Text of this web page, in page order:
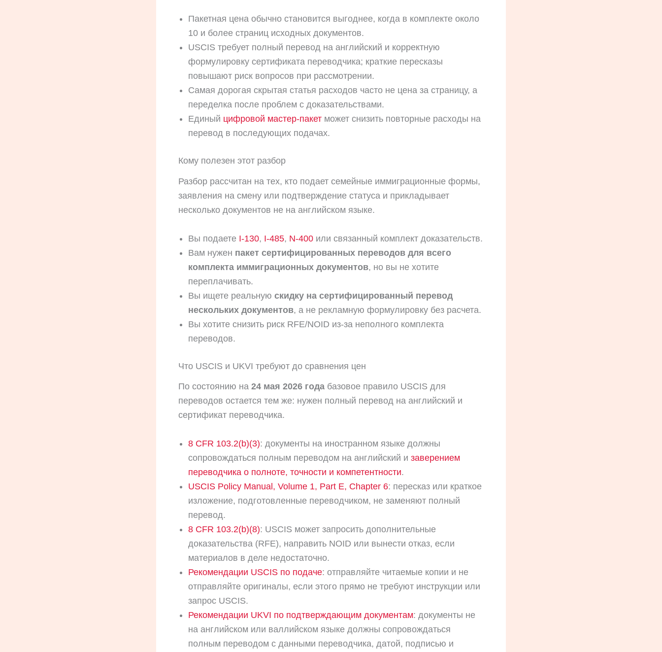
Пакетная цена обычно становится выгоднее, когда в комплекте около
10 и более страниц исходных документов.
USCIS требует полный перевод на английский и корректную
формулировку сертификата переводчика; краткие пересказы
повышают риск вопросов при рассмотрении.
Самая дорогая скрытая статья расходов часто не цена за страницу, а
переделка после проблем с доказательствами.
Единый цифровой мастер-пакет может снизить повторные расходы на
перевод в последующих подачах.
Кому полезен этот разбор
Разбор рассчитан на тех, кто подает семейные иммиграционные формы,
заявления на смену или подтверждение статуса и прикладывает
несколько документов не на английском языке.
Вы подаете I-130, I-485, N-400 или связанный комплект доказательств.
Вам нужен пакет сертифицированных переводов для всего
комплекта иммиграционных документов, но вы не хотите
переплачивать.
Вы ищете реальную скидку на сертифицированный перевод
нескольких документов, а не рекламную формулировку без расчета.
Вы хотите снизить риск RFE/NOID из-за неполного комплекта
переводов.
Что USCIS и UKVI требуют до сравнения цен
По состоянию на 24 мая 2026 года базовое правило USCIS для
переводов остается тем же: нужен полный перевод на английский и
сертификат переводчика.
8 CFR 103.2(b)(3): документы на иностранном языке должны
сопровождаться полным переводом на английский и заверением
переводчика о полноте, точности и компетентности.
USCIS Policy Manual, Volume 1, Part E, Chapter 6: пересказ или краткое
изложение, подготовленные переводчиком, не заменяют полный
перевод.
8 CFR 103.2(b)(8): USCIS может запросить дополнительные
доказательства (RFE), направить NOID или вынести отказ, если
материалов в деле недостаточно.
Рекомендации USCIS по подаче: отправляйте читаемые копии и не
отправляйте оригиналы, если этого прямо не требуют инструкции или
запрос USCIS.
Рекомендации UKVI по подтверждающим документам: документы не
на английском или валлийском языке должны сопровождаться
полным переводом с данными переводчика, датой, подписью и